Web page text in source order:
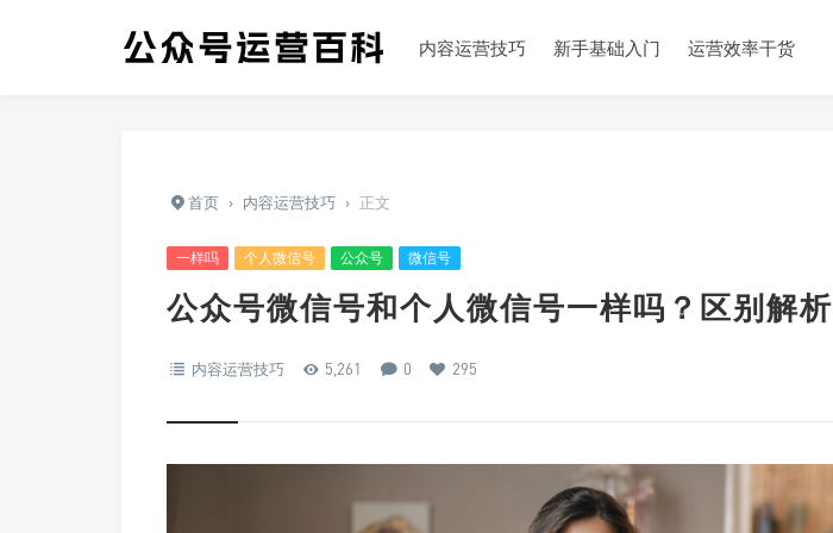
内容运营技巧 新手基础入门 运营效率干货
首页 › 内容运营技巧 › 正文
一样吗 个人微信号 公众号 微信号
公众号微信号和个人微信号一样吗？区别解析
内容运营技巧 5,261 0 295